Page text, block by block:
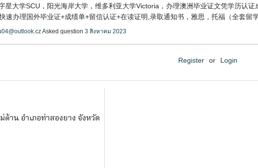
星大学SCU，阳光海岸大学，维多利亚大学Victoria，办理澳洲毕业证文凭学历认
速办理国外毕业证+成绩单+留信认证+在读证明,录取通知书，雅思，托福（全套留
Asked question 3 สิงหาคม 2023
Register or Login
าน อำเภอท่าสองยาง จังหวัด